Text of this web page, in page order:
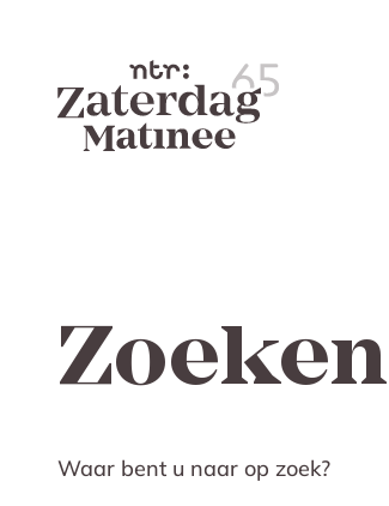
Zoeken
Waar bent u naar op zoek?